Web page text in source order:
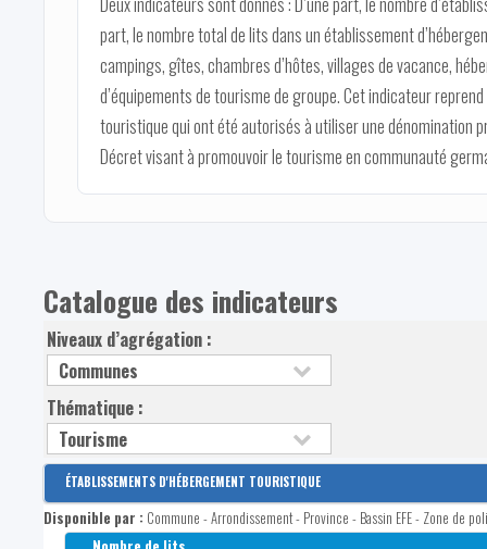
part, le nombre total de lits dans un établissement
campings, gîtes, chambres d’hôtes, villages de vacance,
d’équipements de tourisme de groupe. Cet indicateur
touristique qui ont été autorisés à utiliser une dénomination
Décret visant à promouvoir le tourisme en communauté
Catalogue des indicateurs
Niveaux d’agrégation :
Thématique :
ÉTABLISSEMENTS D'HÉBERGEMENT TOURISTIQUE
Disponible par : Commune - Arrondissement - Province - Bassin EFE - Zone de